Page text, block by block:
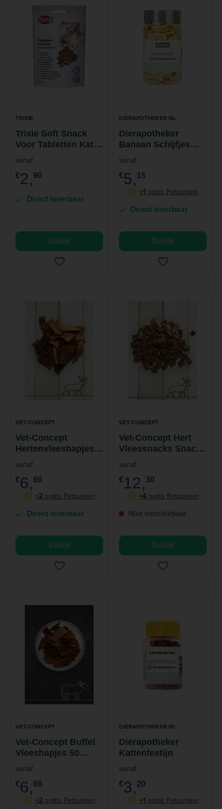
TRIXIE
Trixie Soft Snack
Voor Tabletten Kat
50 gram
vanaf
€2, 90
Direct leverbaar
Bekijk
DIERAPOTHEKER.NL
Dierapotheker
Banaan Schijfjes
Snack 150 gram
vanaf
€5, 15
P
+1 gratis Petpunten
Direct leverbaar
Bekijk
VET-CONCEPT
Vet-Concept
Hertenvleeshapjes
Snack Hond Kat 50
vanaf
€6, 60
P
+2 gratis Petpunten
Direct leverbaar
Bekijk
VET-CONCEPT
Vet-Concept Hert
Vleessnacks Snack
Hond Kat
vanaf
€12, 30
P
+4 gratis Petpunten
Niet beschikbaar
Bekijk
VET-CONCEPT
Vet-Concept Buffel
Vleeshapjes 50
gram
vanaf
€6, 60
P
+2 gratis Petpunten
DIERAPOTHEKER.NL
Dierapotheker
Kattenfestijn
vanaf
€3, 20
P
+1 gratis Petpunten